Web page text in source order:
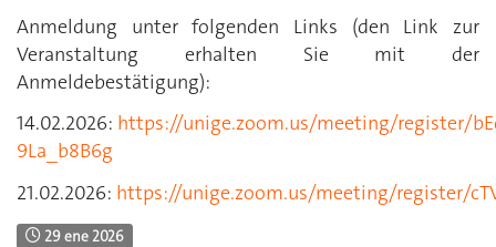
Anmeldung unter folgenden Links (den Link zur
Veranstaltung erhalten Sie mit der
Anmeldebestätigung):
14.02.2026: https://unige.zoom.us/meeting/register/
9La_b8B6g
21.02.2026: https://unige.zoom.us/meeting/register/
29 ene 2026